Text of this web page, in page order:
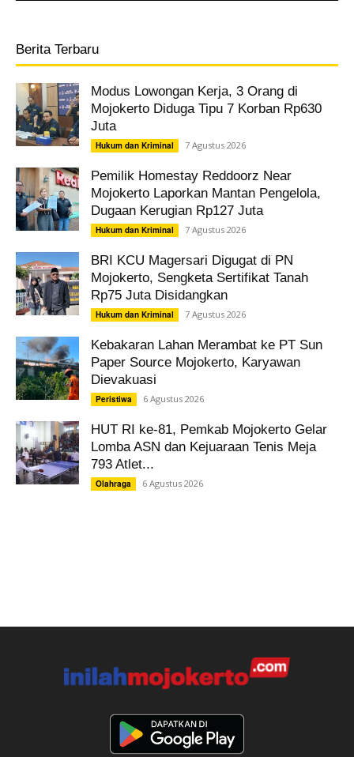
Berita Terbaru
Modus Lowongan Kerja, 3 Orang di
Mojokerto Diduga Tipu 7 Korban Rp630
Juta
Hukum dan Kriminal 7 Agustus 2026
Pemilik Homestay Reddoorz Near
Mojokerto Laporkan Mantan Pengelola,
Dugaan Kerugian Rp127 Juta
Hukum dan Kriminal 7 Agustus 2026
BRI KCU Magersari Digugat di PN
Mojokerto, Sengketa Sertifikat Tanah
Rp75 Juta Disidangkan
Hukum dan Kriminal 7 Agustus 2026
Kebakaran Lahan Merambat ke PT Sun
Paper Source Mojokerto, Karyawan
Dievakuasi
Peristiwa 6 Agustus 2026
HUT RI ke-81, Pemkab Mojokerto Gelar
Lomba ASN dan Kejuaraan Tenis Meja
793 Atlet...
Olahraga 6 Agustus 2026